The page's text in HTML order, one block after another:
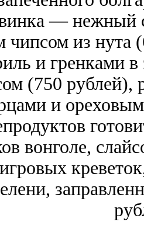
— нежный
чипсом из нута
и гренками
(750 рублей),
и
вонголе,